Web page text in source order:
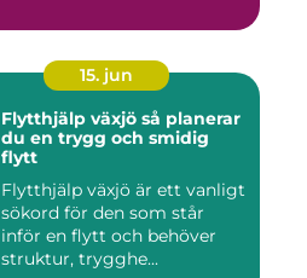
15. jun
Flytthjälp växjö så planerar
du en trygg och smidig
flytt
Flytthjälp växjö är ett vanligt
sökord för den som står
inför en flytt och behöver
struktur, trygghe...